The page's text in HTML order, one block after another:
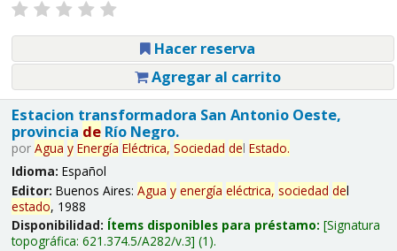
Hacer reserva
Agregar al carrito
Estacion transformadora San Antonio Oeste,
provincia deRío Negro.
por Agua y Energía Eléctrica, Sociedad del Estado.
Idioma: Español
Editor: Buenos Aires: Agua y energía eléctrica, sociedad del
estado, 1988
Disponibilidad: Ítems disponibles para préstamo: Signatura
topográfica: 621.374.5/A282/v.3 (1).